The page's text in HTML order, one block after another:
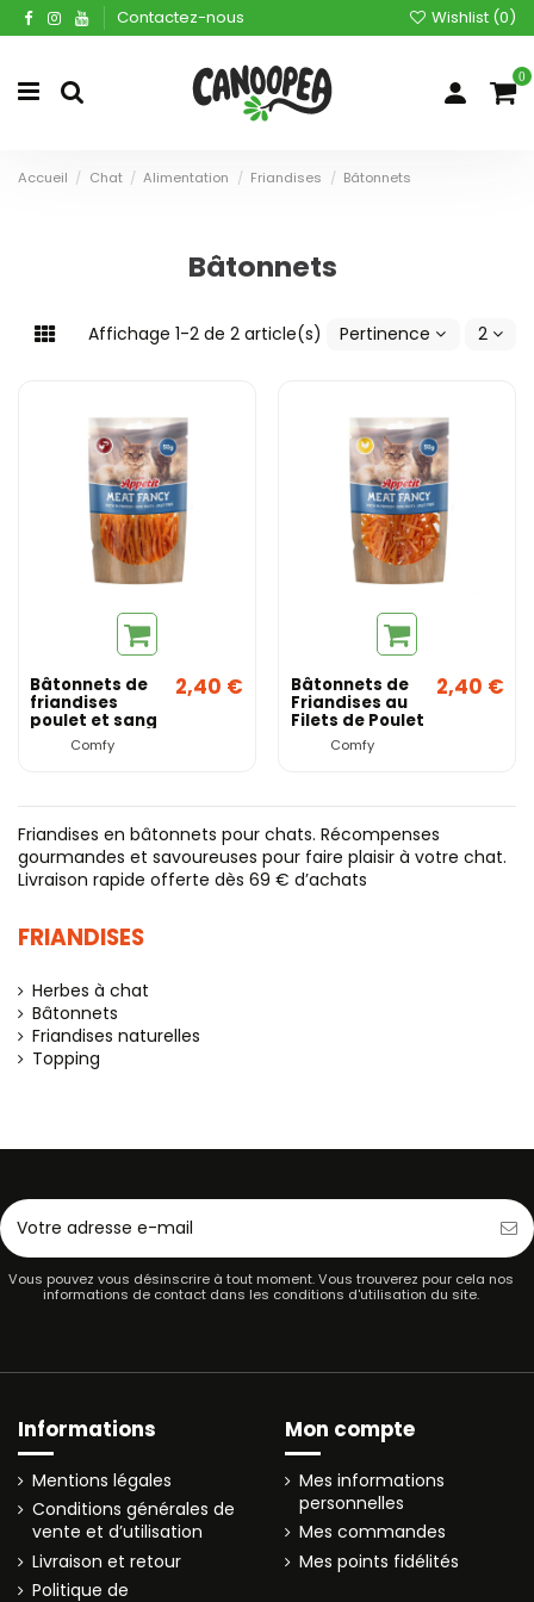
Contactez-nous Wishlist (0)
0
Accueil Chat Alimentation Friandises Bâtonnets
Bâtonnets
Affichage 1-2 de 2 article(s) Pertinence 2
Bâtonnets de
friandises
poulet et sang
pour chat 50g
– COMFY
Comfy
2,40 € Bâtonnets de
Friandises au
Filets de Poulet
pour chat 50g
- COMFY
Comfy
2,40 €
Friandises en bâtonnets pour chats. Récompenses
gourmandes et savoureuses pour faire plaisir à votre chat.
Livraison rapide offerte dès 69 € d’achats
FRIANDISES
Herbes à chat
Bâtonnets
Friandises naturelles
Topping
Vous pouvez vous désinscrire à tout moment. Vous trouverez pour cela nos
informations de contact dans les conditions d'utilisation du site.
Informations
Mentions légales
Conditions générales de
vente et d’utilisation
Livraison et retour
Politique de
Mon compte
Mes informations
personnelles
Mes commandes
Mes points fidélités